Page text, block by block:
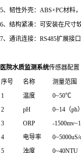
5、韧性外壳：ABS+PC材料
6、结构紧凑：可安装在尺寸
7、通讯连接：RS485扩展接
医院水质监测系统传感器配置
序号
名称 测量范围
1
温度 0~50℃
2
pH 0~14（ph）
3
ORP -
4
电导率 0~5000uS/
5
浊度 0~40NTU